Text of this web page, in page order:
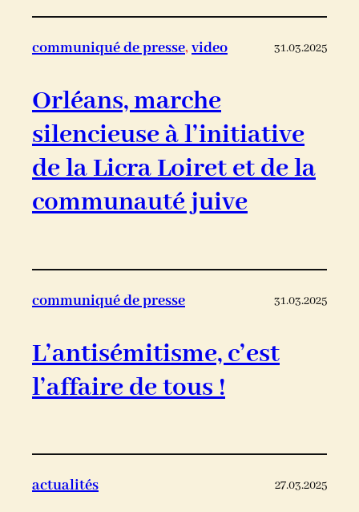
communiqué de presse, video 31.03.2025
Orléans, marche
silencieuse à l’initiative
de la Licra Loiret et de la
communauté juive
communiqué de presse 31.03.2025
L’antisémitisme, c’est
l’affaire de tous !
actualités 27.03.2025